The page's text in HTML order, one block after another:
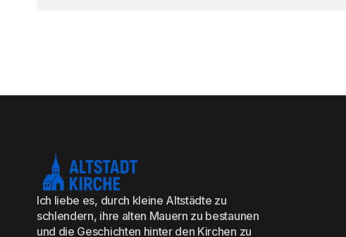
Ich liebe es, durch kleine Altstädte zu
schlendern, ihre alten Mauern zu bestaunen
und die Geschichten hinter den Kirchen zu